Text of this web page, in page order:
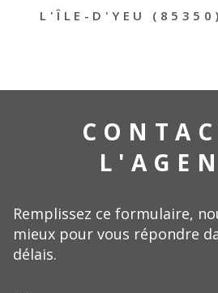
L'ÎLE-D'YEU (85350)
Remplissez ce formulaire,
mieux pour vous répondre
délais.